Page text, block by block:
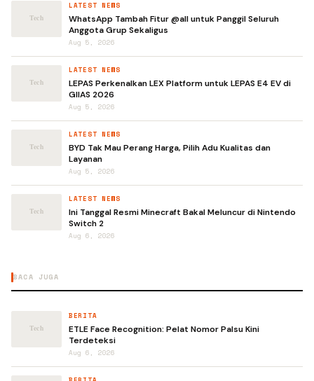
LATEST NEWS
WhatsApp Tambah Fitur @all untuk Panggil Seluruh
Anggota Grup Sekaligus
Aug 5, 2026
LATEST NEWS
LEPAS Perkenalkan LEX Platform untuk LEPAS E4 EV di
GIIAS 2026
Aug 5, 2026
LATEST NEWS
BYD Tak Mau Perang Harga, Pilih Adu Kualitas dan
Layanan
Aug 5, 2026
LATEST NEWS
Ini Tanggal Resmi Minecraft Bakal Meluncur di Nintendo
Switch 2
Aug 6, 2026
BACA JUGA
BERITA
ETLE Face Recognition: Pelat Nomor Palsu Kini
Terdeteksi
Aug 6, 2026